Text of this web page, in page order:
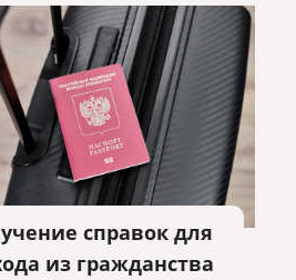
юридической
и норм
справок для
из гражданства